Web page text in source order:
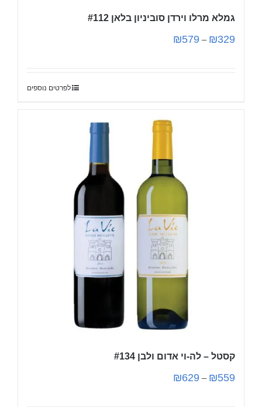
גמלא מרלו וירדן סוביניון בלאן #112
₪329
–
₪579
לפרטים נוספים
קסטל – לה-וי אדום ולבן #134
₪559
–
₪629